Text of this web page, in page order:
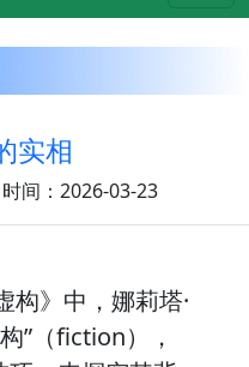
实相
间：2026-03-23
构》中，娜莉塔·
”（fiction），